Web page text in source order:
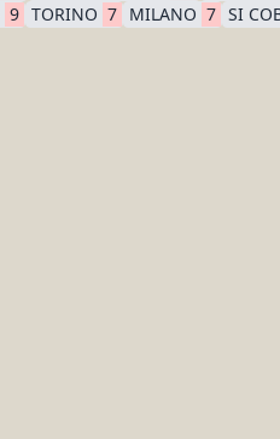
9 TORINO 7 MILANO 7 SI